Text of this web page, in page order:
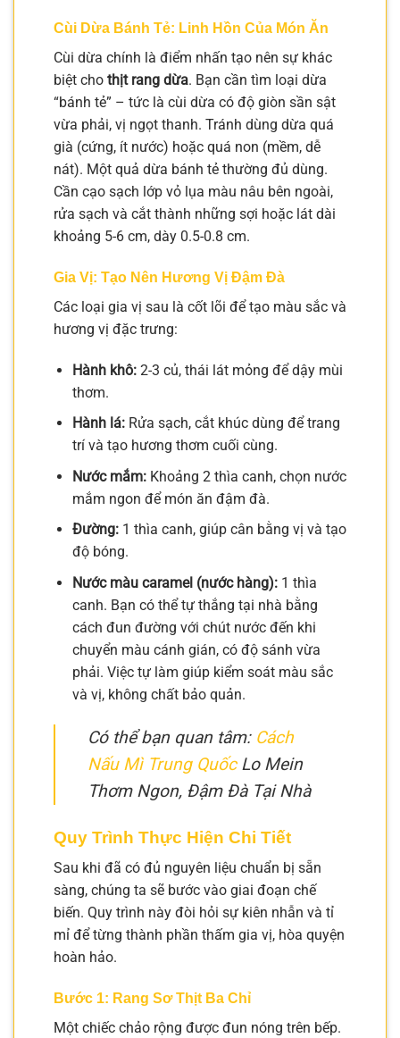
Cùi Dừa Bánh Tẻ: Linh Hồn Của Món Ăn
Cùi dừa chính là điểm nhấn tạo nên sự khác
biệt cho thịt rang dừa. Bạn cần tìm loại dừa
“bánh tẻ” – tức là cùi dừa có độ giòn sần sật
vừa phải, vị ngọt thanh. Tránh dùng dừa quá
già (cứng, ít nước) hoặc quá non (mềm, dễ
nát). Một quả dừa bánh tẻ thường đủ dùng.
Cần cạo sạch lớp vỏ lụa màu nâu bên ngoài,
rửa sạch và cắt thành những sợi hoặc lát dài
khoảng 5-6 cm, dày 0.5-0.8 cm.
Gia Vị: Tạo Nên Hương Vị Đậm Đà
Các loại gia vị sau là cốt lõi để tạo màu sắc và
hương vị đặc trưng:
Hành khô:2-3 củ, thái lát mỏng để dậy mùi
thơm.
Hành lá:Rửa sạch, cắt khúc dùng để trang
trí và tạo hương thơm cuối cùng.
Nước mắm:Khoảng 2 thìa canh, chọn nước
mắm ngon để món ăn đậm đà.
Đường:1 thìa canh, giúp cân bằng vị và tạo
độ bóng.
Nước màu caramel (nước hàng):1 thìa
canh. Bạn có thể tự thắng tại nhà bằng
cách đun đường với chút nước đến khi
chuyển màu cánh gián, có độ sánh vừa
phải. Việc tự làm giúp kiểm soát màu sắc
và vị, không chất bảo quản.
Có thể bạn quan tâm: Cách
Nấu Mì Trung QuốcLo Mein
Thơm Ngon, Đậm Đà Tại Nhà
Quy Trình Thực Hiện Chi Tiết
Sau khi đã có đủ nguyên liệu chuẩn bị sẵn
sàng, chúng ta sẽ bước vào giai đoạn chế
biến. Quy trình này đòi hỏi sự kiên nhẫn và tỉ
mỉ để từng thành phần thấm gia vị, hòa quyện
hoàn hảo.
Bước 1: Rang Sơ Thịt Ba Chỉ
Một chiếc chảo rộng được đun nóng trên bếp.